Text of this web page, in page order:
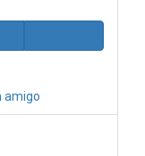
amigo